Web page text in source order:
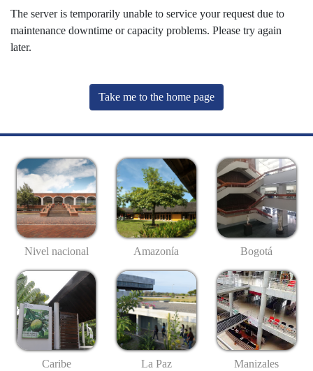
The server is temporarily unable to service your request due to
maintenance downtime or capacity problems. Please try again
later.
Take me to the home page
Nivel nacional Amazonía Bogotá
Caribe La Paz Manizales